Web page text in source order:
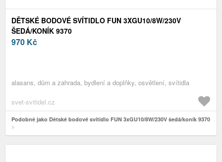
DĚTSKÉ BODOVÉ SVÍTIDLO FUN 3XGU10/8W/230V
ŠEDÁ/KONÍK 9370
970 Kč
alasans, dům a zahrada, bydlení a doplňky, osvětlení, svítidla
svet-svitidel.cz
Podobně jako Dětské bodové svítidlo FUN 3xGU10/8W/230V šedá/koník 9370